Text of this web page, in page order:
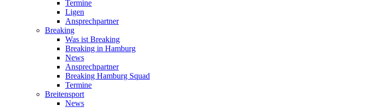
Termine
Ligen
Ansprechpartner
Breaking
Was ist Breaking
Breaking in Hamburg
News
Ansprechpartner
Breaking Hamburg Squad
Termine
Breitensport
News